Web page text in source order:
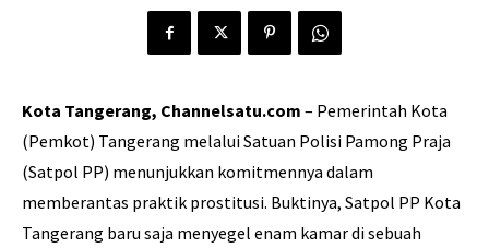
Kota Tangerang, Channelsatu.com – Pemerintah Kota
(Pemkot) Tangerang melalui Satuan Polisi Pamong Praja
(Satpol PP) menunjukkan komitmennya dalam
memberantas praktik prostitusi. Buktinya, Satpol PP Kota
Tangerang baru saja menyegel enam kamar di sebuah